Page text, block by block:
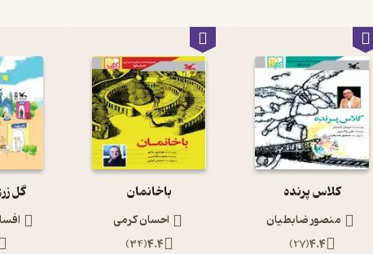
کلاس پرنده
منصور ضابطیان
4.4
(
27
)
باخانمان
احسان کرمی
4.4
(
34
)
گل